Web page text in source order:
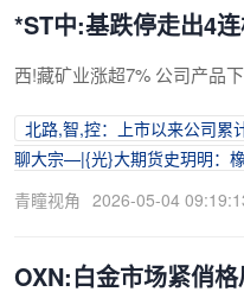
*ST中:基跌停走出4
西!藏矿业涨超7% 公司产品
北路,智,控：上市以来公司累
聊大宗—|{光}大期货史玥明：
青瞳视角 2026-05-04
OXN:白金市场紧俏